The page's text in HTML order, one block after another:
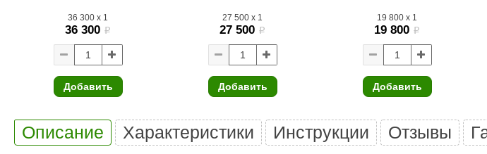
36 300 x 1
36 300 i
Добавить
27 500 x 1
27 500 i
Добавить
19 800 x 1
19 800 i
Добавить
Описание Характеристики Инструкции Отзывы